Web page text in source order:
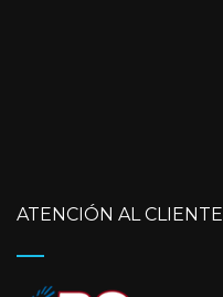
ATENCIÓN AL CLIENTE